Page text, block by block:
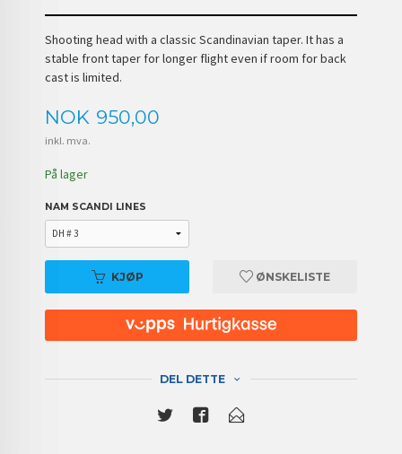
Shooting head with a classic Scandinavian taper. It has a
stable front taper for longer flight even if room for back
cast is limited.
Pris
NOK 950,00
inkl. mva.
På lager
NAM SCANDI LINES
KJØP ØNSKELISTE
DEL DETTE